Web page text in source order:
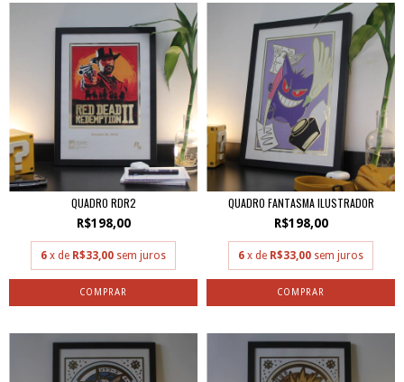
QUADRO RDR2
R$198,00
6 x de R$33,00 sem juros
QUADRO FANTASMA ILUSTRADOR
R$198,00
6 x de R$33,00 sem juros